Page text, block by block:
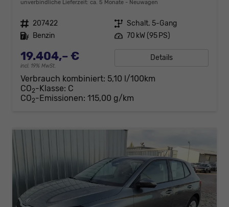
unverbindliche Lieferzeit: ca. 5 Monate Neuwagen
Fahrzeugnr. 207422 Getriebe Schalt. 5-Gang
Kraftstoff Benzin Leistung 70 kW (95 PS)
19.404,– €
incl. 19% MwSt.
Details
Verbrauch kombiniert: 5,10 l/100km
CO2-Klasse: C
CO2-Emissionen: 115,00 g/km